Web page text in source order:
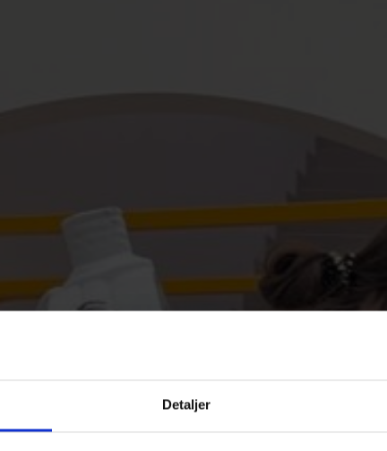
Detaljer